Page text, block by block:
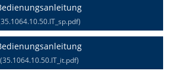
(35.1064.10.50.IT_it.pdf)